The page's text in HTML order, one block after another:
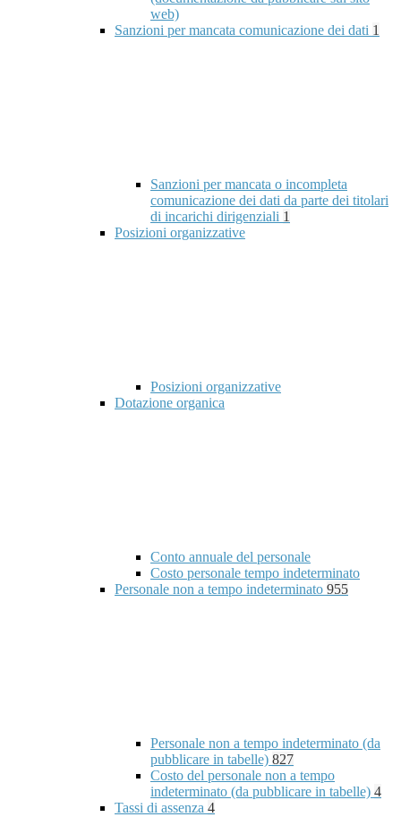
web)
Sanzioni per mancata comunicazione dei dati 1
Sanzioni per mancata o incompleta
comunicazione dei dati da parte dei titolari
di incarichi dirigenziali 1
Posizioni organizzative
Posizioni organizzative
Dotazione organica
Conto annuale del personale
Costo personale tempo indeterminato
Personale non a tempo indeterminato 955
Personale non a tempo indeterminato (da
pubblicare in tabelle) 827
Costo del personale non a tempo
indeterminato (da pubblicare in tabelle) 4
Tassi di assenza 4